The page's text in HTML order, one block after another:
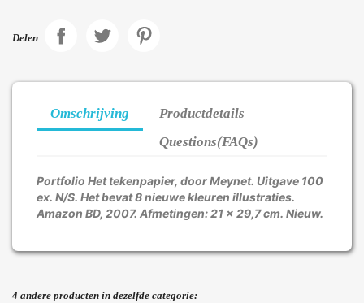
Delen
Omschrijving
Productdetails
Questions(FAQs)
Portfolio Het tekenpapier, door Meynet. Uitgave 100
ex. N/S. Het bevat 8 nieuwe kleuren illustraties.
Amazon BD, 2007. Afmetingen: 21 x 29,7 cm. Nieuw.
4 andere producten in dezelfde categorie: